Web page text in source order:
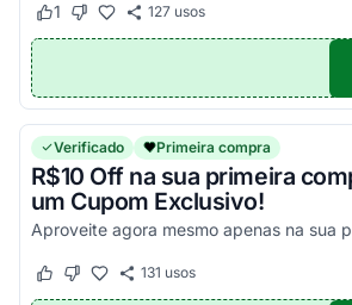
Este cupom funcionou
1 Este cupom não funcionou
127usos
Verificado Primeira compra
R$10 Off na sua primeira
um Cupom Exclusivo!
Este cupom funcionou
Este cupom não funcionou
131 usos